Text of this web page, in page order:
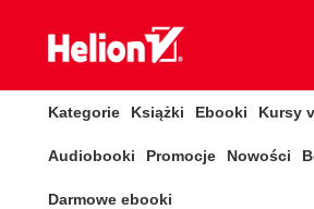
Kategorie Książki Ebooki Kursy
Audiobooki Promocje Nowości
Darmowe ebooki